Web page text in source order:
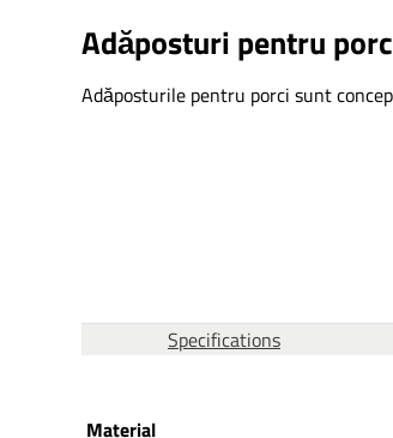
Adăposturi pentru
Adăposturile pentru porci sunt
Specifications
Material